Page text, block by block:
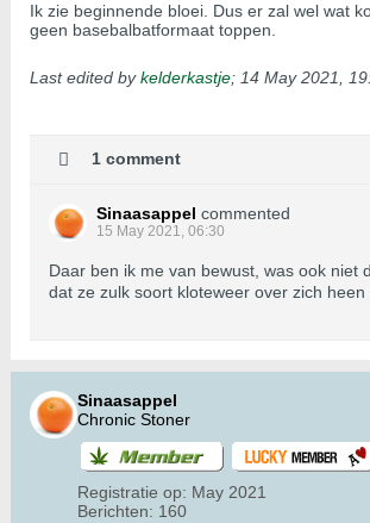
Ik zie beginnende bloei. Dus er zal wel wat
geen basebalbatformaat toppen.
Last edited bykelderkastje; 14 May 2021,
1 comment
Sinaasappel commented
15 May 2021, 06:30
Daar ben ik me van bewust, was ook niet
dat ze zulk soort kloteweer over zich heen
Sinaasappel
Chronic Stoner
Registratie op: May 2021
Berichten: 160